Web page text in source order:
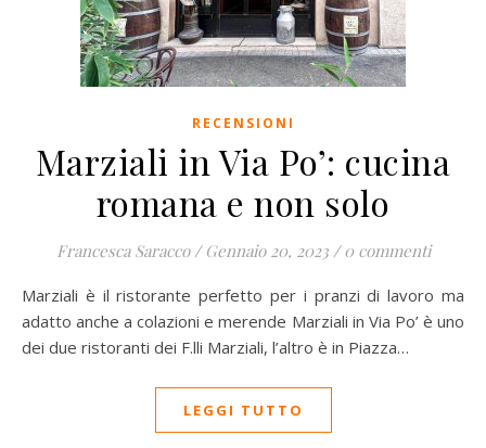
RECENSIONI
Marziali in Via Po’: cucina
romana e non solo
Francesca Saracco / Gennaio 20, 2023 / 0 commenti
Marziali è il ristorante perfetto per i pranzi di lavoro ma
adatto anche a colazioni e merende Marziali in Via Po’ è uno
dei due ristoranti dei F.lli Marziali, l’altro è in Piazza…
LEGGI TUTTO